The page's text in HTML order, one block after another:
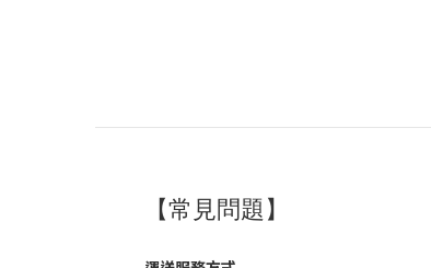
【常見問題】